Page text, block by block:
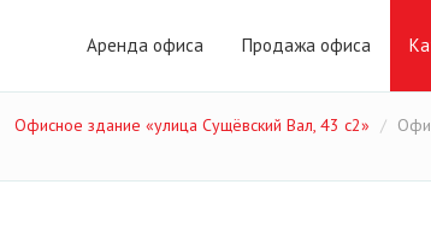
Аренда офиса Продажа офиса
Офисное здание «улица Сущёвский Вал, 43 с2»